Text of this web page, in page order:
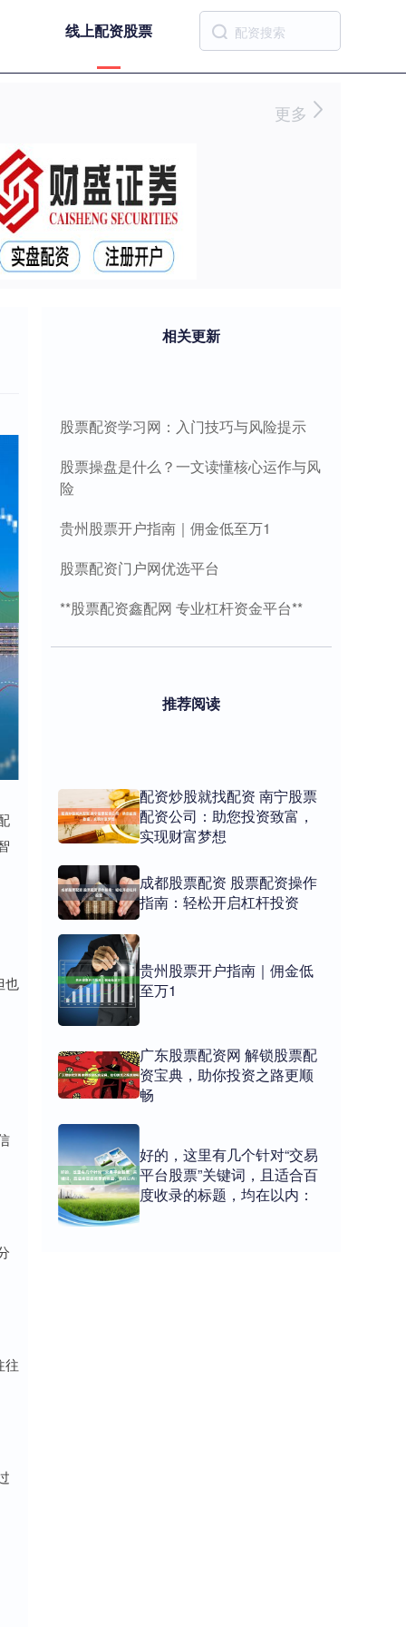
线上配资股票
更多
也
往
相关更新
股票配资学习网：入门技巧与风险提示
股票操盘是什么？一文读懂核心运作与风
险
贵州股票开户指南｜佣金低至万1
股票配资门户网优选平台
**股票配资鑫配网 专业杠杆资金平台**
推荐阅读
配资炒股就找配资 南宁股票
配资公司：助您投资致富，
实现财富梦想
成都股票配资 股票配资操作
指南：轻松开启杠杆投资
贵州股票开户指南｜佣金低
至万1
广东股票配资网 解锁股票配
资宝典，助你投资之路更顺
畅
好的，这里有几个针对“交易
平台股票”关键词，且适合百
度收录的标题，均在以内：